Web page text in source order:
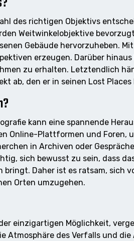
des richtigen Objektivs
Weitwinkelobjektive
Gebäude hervorzuheben.
erzeugen. Darüber
zu erhalten. Letztendlich
ab, den er in seinen Lost
kann eine spannende
Online-Plattformen und Foren,
in Archiven oder
sich bewusst zu sein, dass
Daher ist es ratsam, sich
Orten umzugehen.
einzigartigen Möglichkeit,
Atmosphäre des Verfalls und